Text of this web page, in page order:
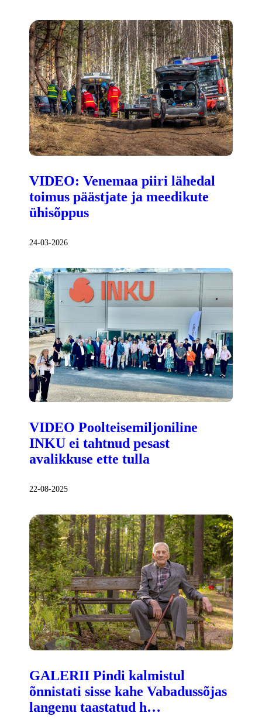
VIDEO: Venemaa piiri lähedal
toimus päästjate ja meedikute
ühisõppus
24-03-2026
VIDEO Poolteisemiljoniline
INKU ei tahtnud pesast
avalikkuse ette tulla
22-08-2025
GALERII Pindi kalmistul
õnnistati sisse kahe Vabadussõjas
langenu taastatud h…